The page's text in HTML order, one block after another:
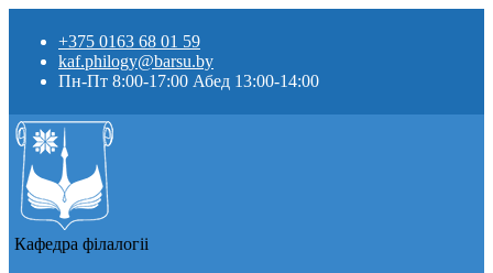
+375 0163 68 01 59
kaf.philogy@barsu.by
Пн-Пт 8:00-17:00 Абед 13:00-14:00
Кафедра фiлалогii